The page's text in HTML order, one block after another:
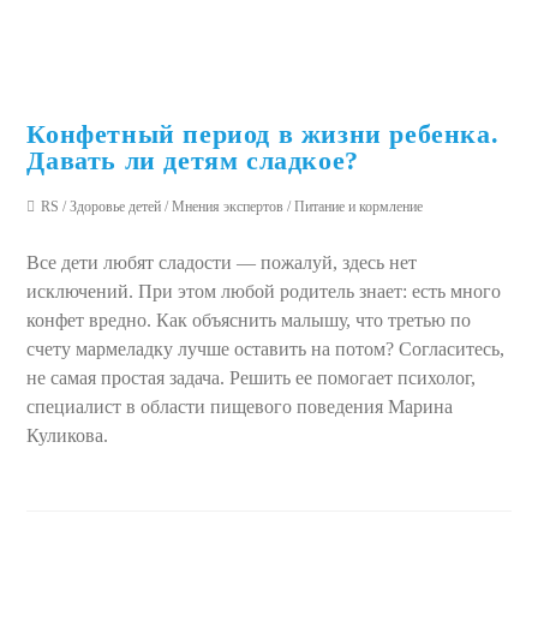
Конфетный период в жизни ребенка.
Давать ли детям сладкое?
RS / Здоровье детей / Мнения экспертов / Питание и кормление
Все дети любят сладости — пожалуй, здесь нет
исключений. При этом любой родитель знает: есть много
конфет вредно. Как объяснить малышу, что третью по
счету мармеладку лучше оставить на потом? Согласитесь,
не самая простая задача. Решить ее помогает психолог,
специалист в области пищевого поведения Марина
Куликова.